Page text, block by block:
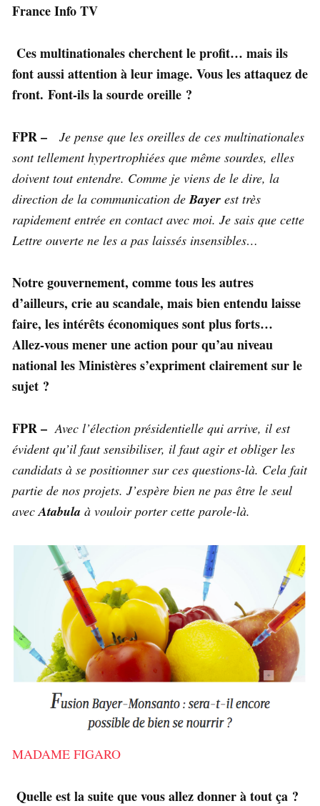
France Info TV
Ces multinationales cherchent le profit… mais ils
font aussi attention à leur image. Vous les attaquez de
front. Font-ils la sourde oreille ?
FPR – Je pense que les oreilles de ces multinationales
sont tellement hypertrophiées que même sourdes, elles
doivent tout entendre. Comme je viens de le dire, la
direction de la communication de Bayer est très
rapidement entrée en contact avec moi. Je sais que cette
Lettre ouverte ne les a pas laissés insensibles…
Notre gouvernement, comme tous les autres
d’ailleurs, crie au scandale, mais bien entendu laisse
faire, les intérêts économiques sont plus forts…
Allez-vous mener une action pour qu’au niveau
national les Ministères s’expriment clairement sur le
sujet ?
FPR – Avec l’élection présidentielle qui arrive, il est
évident qu’il faut sensibiliser, il faut agir et obliger les
candidats à se positionner sur ces questions-là. Cela fait
partie de nos projets. J’espère bien ne pas être le seul
avecAtabula à vouloir porter cette parole-là.
MADAME FIGARO
Quelle est la suite que vous allez donner à tout ça ?